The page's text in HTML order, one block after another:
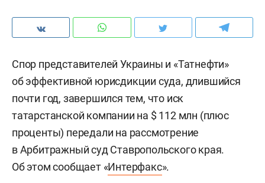
Спор представителей Украины и «Татнефти»
об эффективной юрисдикции суда, длившийся
почти год, завершился тем, что иск
татарстанской компании на $ 112 млн (плюс
проценты) передали на рассмотрение
в Арбитражный суд Ставропольского края.
Об этом сообщает «Интерфакс».